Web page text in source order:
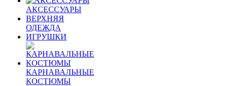
АКСЕССУАРЫ
ВЕРХНЯЯ
ОДЕЖДА
ИГРУШКИ
КАРНАВАЛЬНЫЕ
КОСТЮМЫ